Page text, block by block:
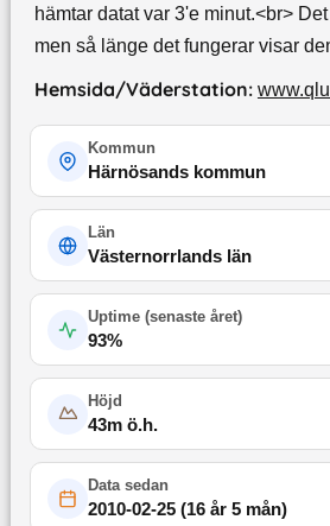
hämtar datat var 3'e minut.<br>
men så länge det fungerar visar
Hemsida/Väderstation:
Kommun
Härnösands kommun
Län
Västernorrlands län
Uptime (senaste året)
93%
Höjd
43m ö.h.
Data sedan
2010-02-25(16 år 5 mån)